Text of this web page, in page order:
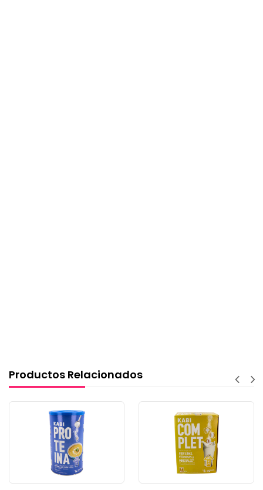
Productos Relacionados